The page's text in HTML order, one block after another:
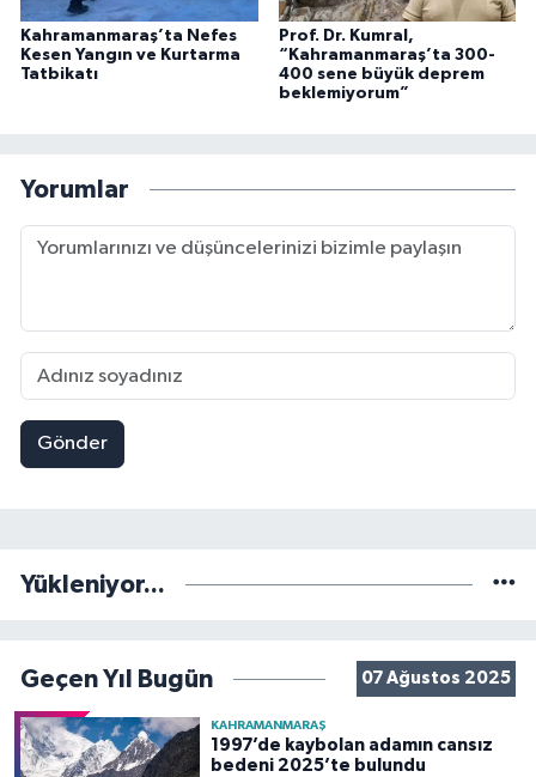
Kahramanmaraş’ta Nefes
Kesen Yangın ve Kurtarma
Tatbikatı
Prof. Dr. Kumral,
“Kahramanmaraş’ta 300-
400 sene büyük deprem
beklemiyorum”
Yorumlar
Gönder
Yükleniyor...
Geçen Yıl Bugün 07 Ağustos 2025
KAHRAMANMARAŞ
1997’de kaybolan adamın cansız
bedeni 2025’te bulundu